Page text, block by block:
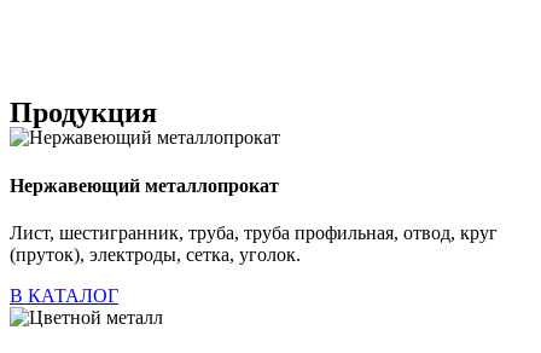
Продукция
Нержавеющий металлопрокат
Лист, шестигранник, труба, труба профильная, отвод, круг
(пруток), электроды, сетка, уголок.
В КАТАЛОГ